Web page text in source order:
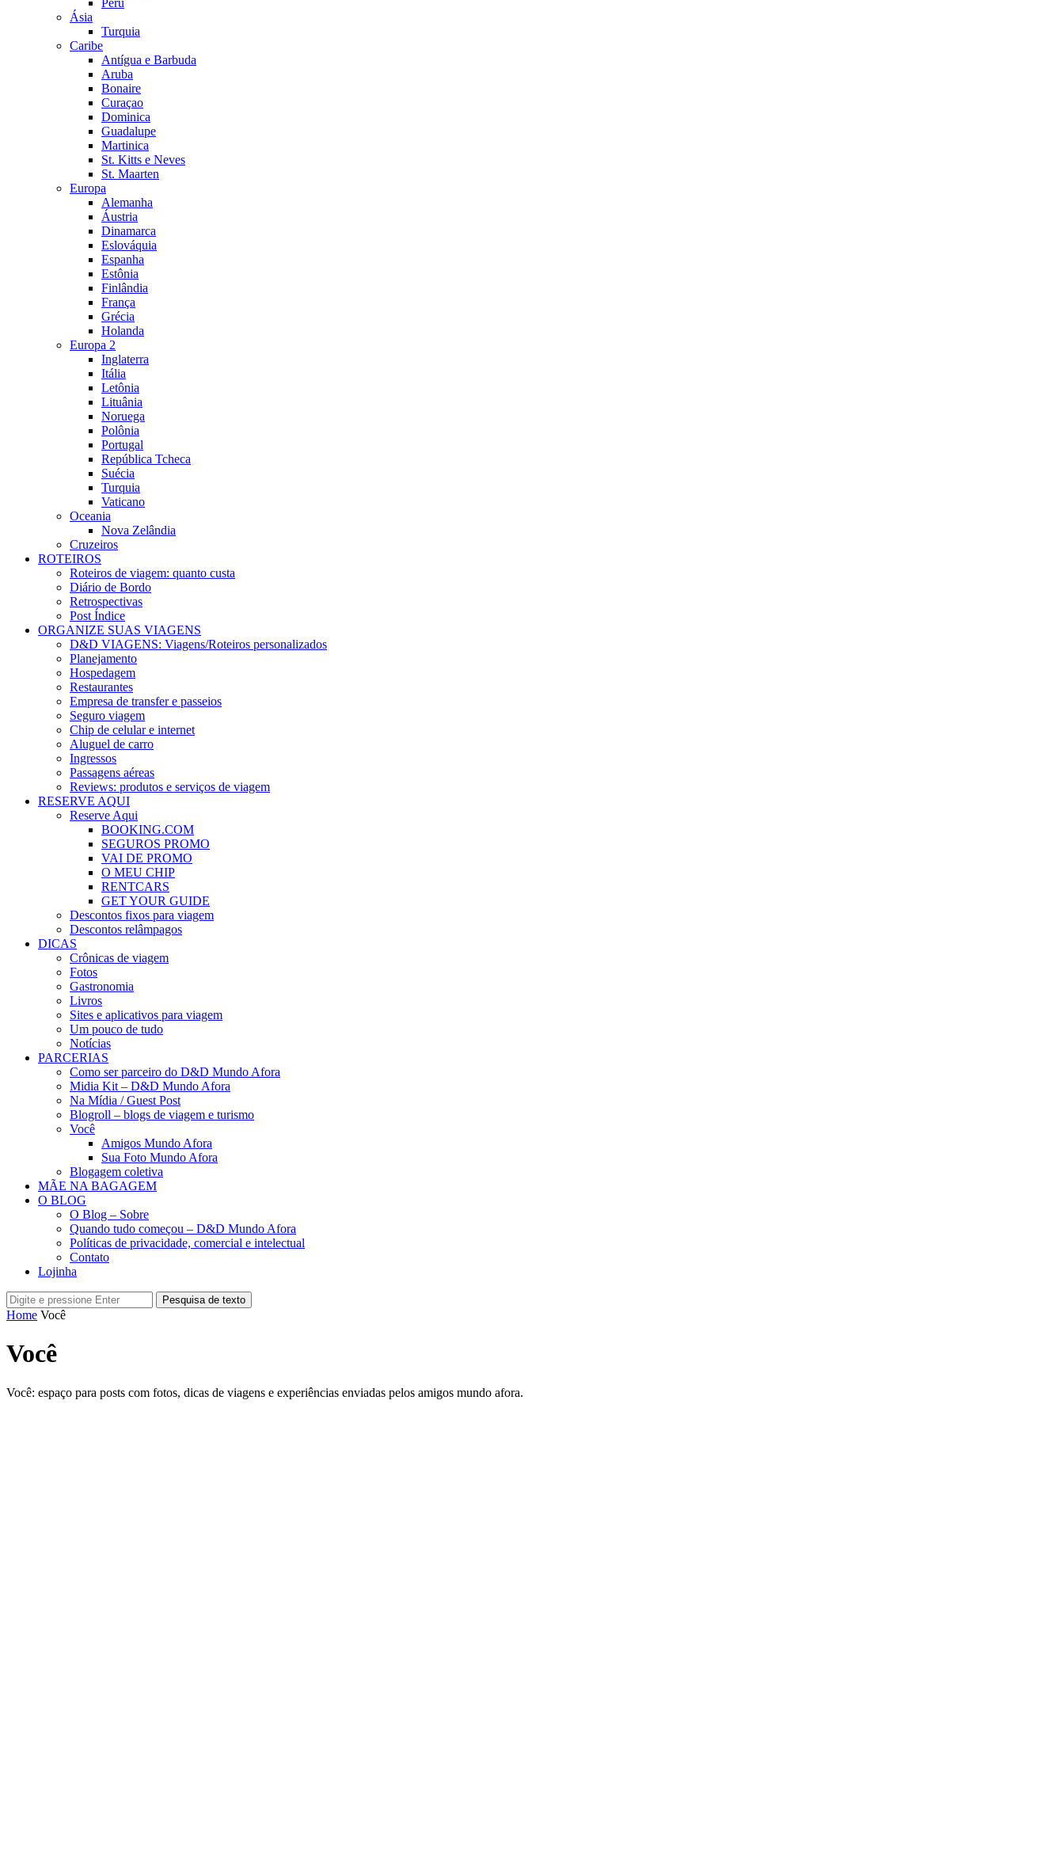
Peru
Ásia
Turquia
Caribe
Antígua e Barbuda
Aruba
Bonaire
Curaçao
Dominica
Guadalupe
Martinica
St. Kitts e Neves
St. Maarten
Europa
Alemanha
Áustria
Dinamarca
Eslováquia
Espanha
Estônia
Finlândia
França
Grécia
Holanda
Europa 2
Inglaterra
Itália
Letônia
Lituânia
Noruega
Polônia
Portugal
República Tcheca
Suécia
Turquia
Vaticano
Oceania
Nova Zelândia
Cruzeiros
ROTEIROS
Roteiros de viagem: quanto custa
Diário de Bordo
Retrospectivas
Post Índice
ORGANIZE SUAS VIAGENS
D&D VIAGENS: Viagens/Roteiros personalizados
Planejamento
Hospedagem
Restaurantes
Empresa de transfer e passeios
Seguro viagem
Chip de celular e internet
Aluguel de carro
Ingressos
Passagens aéreas
Reviews: produtos e serviços de viagem
RESERVE AQUI
Reserve Aqui
BOOKING.COM
SEGUROS PROMO
VAI DE PROMO
O MEU CHIP
RENTCARS
GET YOUR GUIDE
Descontos fixos para viagem
Descontos relâmpagos
DICAS
Crônicas de viagem
Fotos
Gastronomia
Livros
Sites e aplicativos para viagem
Um pouco de tudo
Notícias
PARCERIAS
Como ser parceiro do D&D Mundo Afora
Midia Kit – D&D Mundo Afora
Na Mídia / Guest Post
Blogroll – blogs de viagem e turismo
Você
Amigos Mundo Afora
Sua Foto Mundo Afora
Blogagem coletiva
MÃE NA BAGAGEM
O BLOG
O Blog – Sobre
Quando tudo começou – D&D Mundo Afora
Políticas de privacidade, comercial e intelectual
Contato
Lojinha
Pesquisa de texto
Home Você
Você
Você: espaço para posts com fotos, dicas de viagens e experiências enviadas pelos amigos mundo afora.